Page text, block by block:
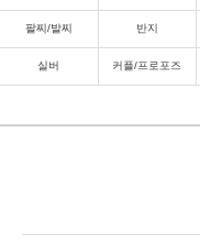
팔찌/발찌 반지
실버 커플/프로포즈